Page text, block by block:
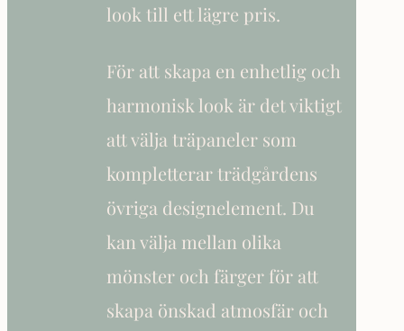
look till ett lägre pris.
För att skapa en enhetlig och
harmonisk look är det viktigt
att välja träpaneler som
kompletterar trädgårdens
övriga designelement. Du
kan välja mellan olika
mönster och färger för att
skapa önskad atmosfär och